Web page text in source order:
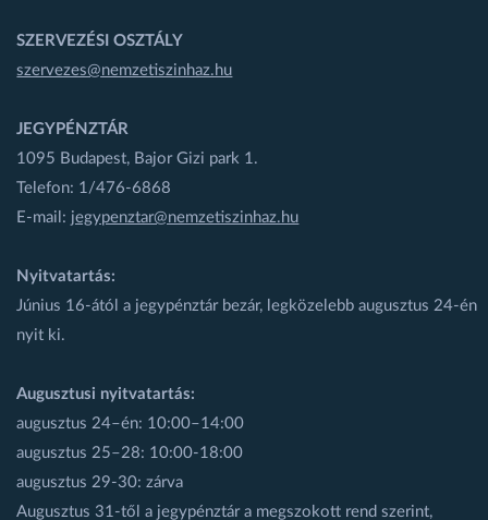
SZERVEZÉSI OSZTÁLY
szervezes@nemzetiszinhaz.hu
JEGYPÉNZTÁR
1095 Budapest, Bajor Gizi park 1.
Telefon: 1/476-6868
E-mail: jegypenztar@nemzetiszinhaz.hu
Nyitvatartás:
Június 16-ától a jegypénztár bezár, legközelebb augusztus 24-én
nyit ki.
Augusztusi nyitvatartás:
augusztus 24–én: 10:00–14:00
augusztus 25–28: 10:00-18:00
augusztus 29-30: zárva
Augusztus 31-től a jegypénztár a megszokott rend szerint,